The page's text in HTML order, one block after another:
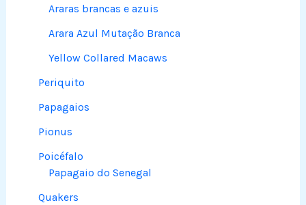
Araras brancas e azuis
Arara Azul Mutação Branca
Yellow Collared Macaws
Periquito
Papagaios
Pionus
Poicéfalo
Papagaio do Senegal
Quakers